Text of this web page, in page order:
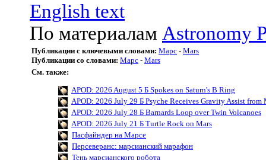
English text
По материалам Astronomy
Публикации с ключевыми словами: Марс - Mars
Публикации со словами: Марс - Mars
См. также:
APOD: 2026 August 5 Б Spokes on Saturn's B Ring
APOD: 2026 July 29 Б Psyche Receives Gravity Assist from
APOD: 2026 July 28 Б Barnards Loop over Twin Volcanoes
APOD: 2026 July 21 Б Turtle Rock on Mars
Пасфайндер на Марсе
Персеверанс: марсианский марафон
Тень марсианского робота